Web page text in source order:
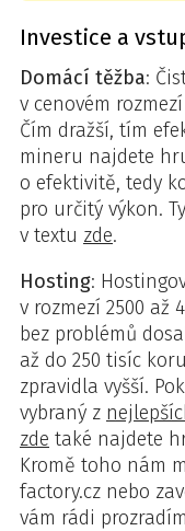
Investice a
Domácí těžba:
v cenovém
Čím dražší, tím
mineru najdete
o efektivitě, tedy
pro určitý výkon.
v textu zde.
Hosting:
v rozmezí 2500 až
bez problémů
až do 250 tisíc
zpravidla vyšší.
vybraný z
zde také najdete
Kromě toho nám
factory.cz nebo
vám rádi